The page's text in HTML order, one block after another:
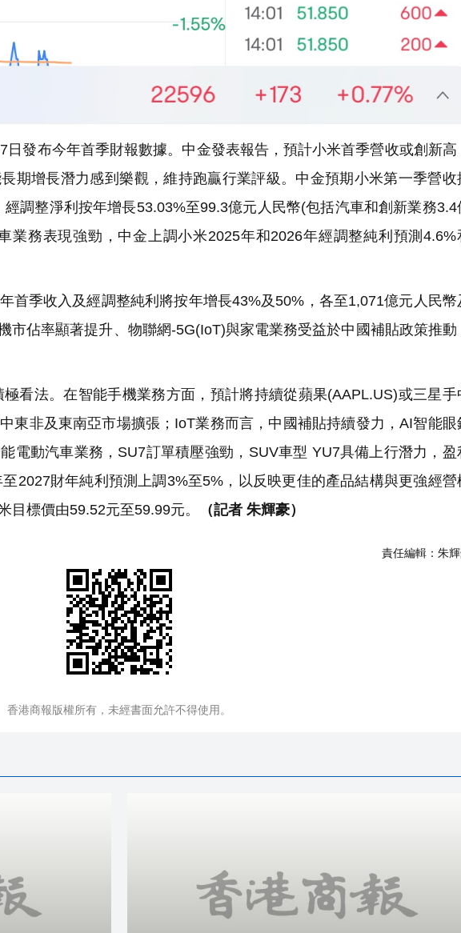
發布今年首季財報數據。中金發表報告，預計小米首季營收或創新高
期增長潛力感到樂觀，維持跑贏行業評級。中金預期小米第一季營收
調整淨利按年增長53.03%至99.3億元人民幣(包括汽車和創新業務3.4
業務表現強勁，中金上調小米2025年和2026年經調整純利預測4.6%
首季收入及經調整純利將按年增長43%及50%，各至1,071億元人民幣
市佔率顯著提升、物聯網-5G(IoT)與家電業務受益於中國補貼政策推動
看法。在智能手機業務方面，預計將持續從蘋果(AAPL.US)或三星手
東非及東南亞市場擴張；IoT業務而言，中國補貼持續發力，AI智能眼
電動汽車業務，SU7訂單積壓強勁，SUV車型 YU7具備上行潛力，盈
2027財年純利預測上調3%至5%，以反映更佳的產品結構與更強經營
目標價由59.52元至59.99元。
（記者 朱輝豪）
責任編輯： 朱
香港商報版權所有，未經書面允許不得使用。